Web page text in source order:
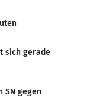
sich gerade
SN gegen